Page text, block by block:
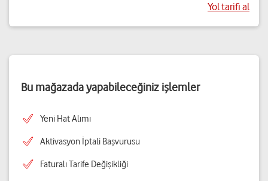
Yol tarifi al
Bu mağazada yapabileceğiniz işlemler
Yeni Hat Alımı
Aktivasyon İptali Başvurusu
Faturalı Tarife Değişikliği